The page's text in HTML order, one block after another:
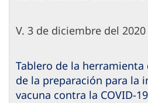
V. 3 de diciembre del 2020
Tablero de la
de la preparación para la
vacuna contra la COVID-19